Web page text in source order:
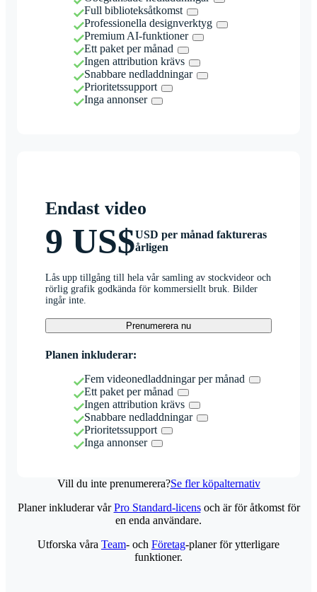
Full biblioteksåtkomst
Professionella designverktyg
Premium AI-funktioner
Ett paket per månad
Ingen attribution krävs
Snabbare nedladdningar
Prioritetssupport
Inga annonser
Endast video
9 US$USD per månad faktureras
årligen
Lås upp tillgång till hela vår samling av stockvideor och
rörlig grafik godkända för kommersiellt bruk. Bilder
ingår inte.
Prenumerera nu
Planen inkluderar:
Fem videonedladdningar per månad
Ett paket per månad
Ingen attribution krävs
Snabbare nedladdningar
Prioritetssupport
Inga annonser
Vill du inte prenumerera?Se fler köpalternativ
Planer inkluderar vårPro Standard-licensoch är för åtkomst för
en enda användare.
Utforska våra Team- och Företag-planer för ytterligare
funktioner.